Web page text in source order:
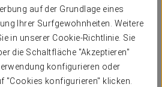
auf der Grundlage eines
Ihrer Surfgewohnheiten. Weitere
in unserer Cookie-Richtlinie. Sie
die Schaltfläche "Akzeptieren"
konfigurieren oder
"Cookies konfigurieren" klicken.
Dorma Reina Isabelverfügen über
damit Sie Ihren Aufenthalt in Ávila
können: Safe, Klimaanlage und
Telefon, TV LCD, Minibar oder
unter anderem.